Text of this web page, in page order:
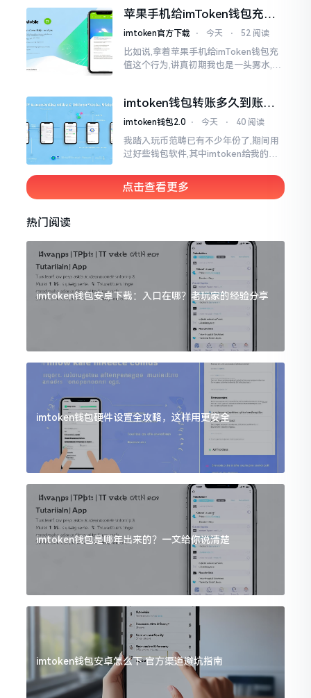
找了些资料
苹果手机给imToken钱包充
值，这几步别搞错
imtoken官方下载 ⋅ 今天 ⋅ 52 阅读
比如说,拿着苹果手机给imToken钱包充
值这个行为,讲真初期我也是一头雾水,搞
imtoken钱包转账多久到账？
一文说清楚
imtoken钱包2.0 ⋅ 今天 ⋅ 40 阅读
我踏入玩币范畴已有不少年份了,期间用
过好些钱包软件,其中imtoken给我的整
就是交易时,确认时间常常不太稳
点击查看更多
热门阅读
imtoken钱包安卓下载：入口在哪？老玩家的经验分享
imtoken钱包硬件设置全攻略，这样用更安全
imtoken钱包是哪年出来的？一文给你说清楚
imtoken钱包安卓怎么下 官方渠道避坑指南